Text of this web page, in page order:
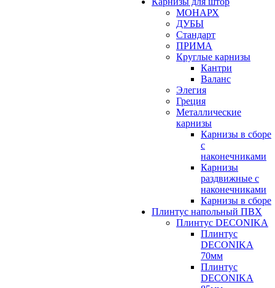
МОНАРХ
ДУБЫ
Стандарт
ПРИМА
Круглые карнизы
Кантри
Валанс
Элегия
Греция
Металлические
карнизы
Карнизы в сборе
с
наконечниками
Карнизы
раздвижные с
наконечниками
Карнизы в сборе
Плинтус напольный ПВХ
Плинтус DECONIKA
Плинтус
DECONIKA
70мм
Плинтус
DECONIKA